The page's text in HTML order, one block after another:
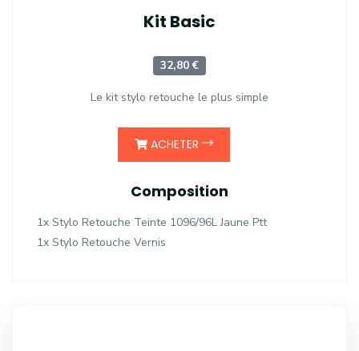
Kit Basic
32,80 €
Le kit stylo retouche le plus simple
ACHETER
Composition
1x Stylo Retouche Teinte 1096/96L Jaune Ptt
1x Stylo Retouche Vernis